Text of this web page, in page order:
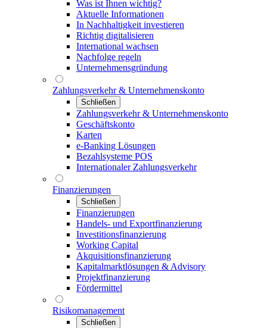
Was ist Ihnen wichtig?
Aktuelle Informationen
In Nachhaltigkeit investieren
Richtig digitalisieren
International wachsen
Nachfolge regeln
Unternehmensgründung
Zahlungsverkehr & Unternehmenskonto
Schließen
Zahlungsverkehr & Unternehmenskonto
Geschäftskonto
Karten
e-Banking Lösungen
Bezahlsysteme POS
Internationaler Zahlungsverkehr
Finanzierungen
Schließen
Finanzierungen
Handels- und Exportfinanzierung
Investitionsfinanzierung
Working Capital
Akquisitionsfinanzierung
Kapitalmarktlösungen & Advisory
Projektfinanzierung
Fördermittel
Risikomanagement
Schließen